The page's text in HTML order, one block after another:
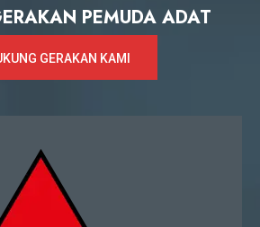
PEMUDA ADAT
GERAKAN KAMI